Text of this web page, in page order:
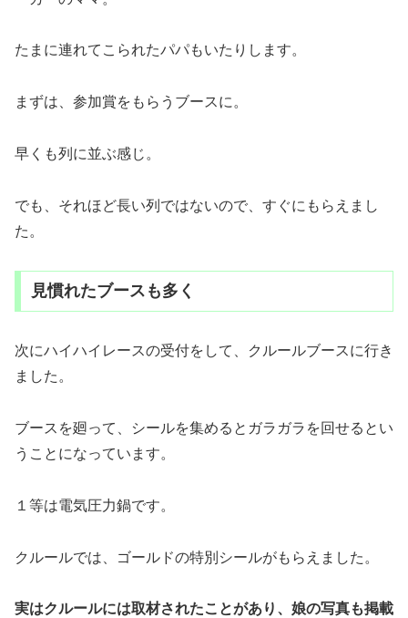
たまに連れてこられたパパもいたりします。
まずは、参加賞をもらうブースに。
早くも列に並ぶ感じ。
でも、それほど長い列ではないので、すぐにもらえまし
た。
見慣れたブースも多く
次にハイハイレースの受付をして、クルールブースに行き
ました。
ブースを廻って、シールを集めるとガラガラを回せるとい
うことになっています。
１等は電気圧力鍋です。
クルールでは、ゴールドの特別シールがもらえました。
実はクルールには取材されたことがあり、娘の写真も掲載